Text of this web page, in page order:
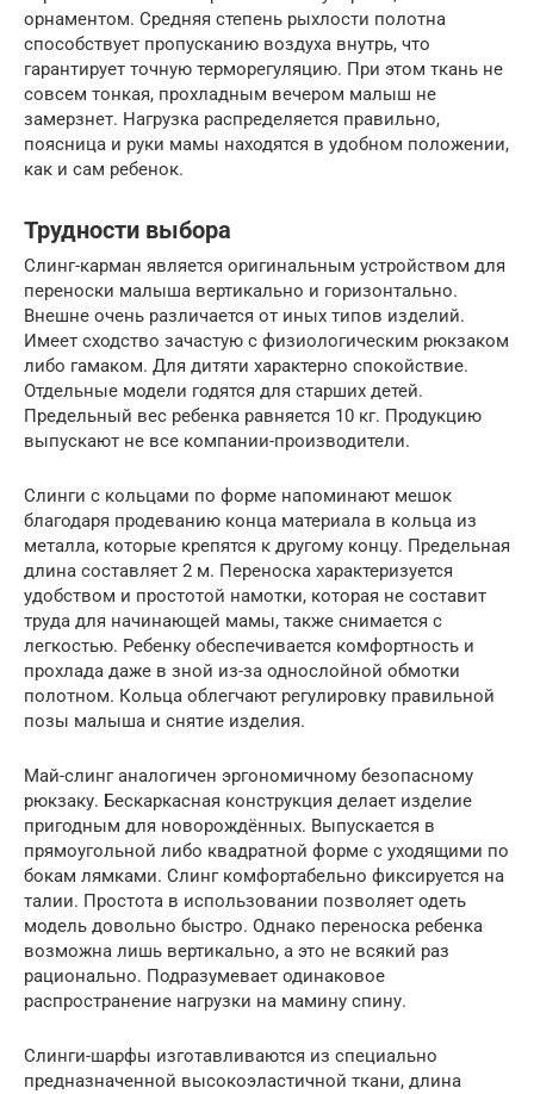
орнаментом. Средняя степень рыхлости полотна
способствует пропусканию воздуха внутрь, что
гарантирует точную терморегуляцию. При этом ткань не
совсем тонкая, прохладным вечером малыш не
замерзнет. Нагрузка распределяется правильно,
поясница и руки мамы находятся в удобном положении,
как и сам ребенок.
Трудности выбора
Слинг-карман является оригинальным устройством для
переноски малыша вертикально и горизонтально.
Внешне очень различается от иных типов изделий.
Имеет сходство зачастую с физиологическим рюкзаком
либо гамаком. Для дитяти характерно спокойствие.
Отдельные модели годятся для старших детей.
Предельный вес ребенка равняется 10 кг. Продукцию
выпускают не все компании-производители.
Слинги с кольцами по форме напоминают мешок
благодаря продеванию конца материала в кольца из
металла, которые крепятся к другому концу. Предельная
длина составляет 2 м. Переноска характеризуется
удобством и простотой намотки, которая не составит
труда для начинающей мамы, также снимается с
легкостью. Ребенку обеспечивается комфортность и
прохлада даже в зной из-за однослойной обмотки
полотном. Кольца облегчают регулировку правильной
позы малыша и снятие изделия.
Май-слинг аналогичен эргономичному безопасному
рюкзаку. Бескаркасная конструкция делает изделие
пригодным для новорождённых. Выпускается в
прямоугольной либо квадратной форме с уходящими по
бокам лямками. Слинг комфортабельно фиксируется на
талии. Простота в использовании позволяет одеть
модель довольно быстро. Однако переноска ребенка
возможна лишь вертикально, а это не всякий раз
рационально. Подразумевает одинаковое
распространение нагрузки на мамину спину.
Слинги-шарфы изготавливаются из специально
предназначенной высокоэластичной ткани, длина